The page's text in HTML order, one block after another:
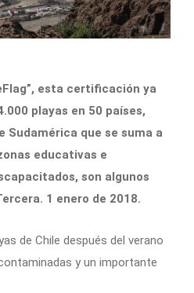
esta certificación ya
playas en 50 países,
Sudamérica que se suma a
educativas e
son algunos
1 enero de 2018.
de Chile después del verano
y un importante